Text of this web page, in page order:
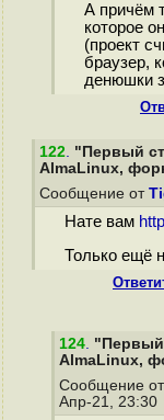
А причём
которое
(проект
браузер,
денюшки
122. "Первый
AlmaLinux,
Сообщение от
Нате вам
Только ещё
124. "Первый
AlmaLinux,
Сообщение от
Апр-21, 23:30